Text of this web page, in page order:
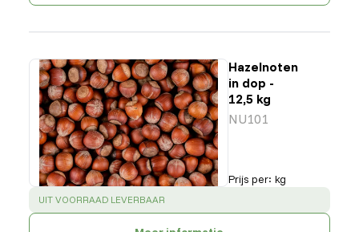
Hazelnoten
in dop -
12,5 kg
NU101
Prijs per: kg
SUCCESS:
UIT VOORRAAD LEVERBAAR